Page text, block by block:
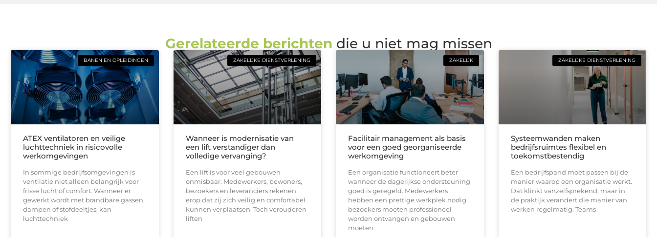
Gerelateerde berichten die u niet mag missen
BANEN EN OPLEIDINGEN
ATEX ventilatoren en veilige
luchttechniek in risicovolle
werkomgevingen
In sommige bedrijfsomgevingen is
ventilatie niet alleen belangrijk voor
frisse lucht of comfort. Wanneer er
gewerkt wordt met brandbare gassen,
dampen of stofdeeltjes, kan
luchttechniek
ZAKELIJKE DIENSTVERLENING
Wanneer is modernisatie van
een lift verstandiger dan
volledige vervanging?
Een lift is voor veel gebouwen
onmisbaar. Medewerkers, bewoners,
bezoekers en leveranciers rekenen
erop dat zij zich veilig en comfortabel
kunnen verplaatsen. Toch verouderen
liften
ZAKELIJK
Facilitair management als basis
voor een goed georganiseerde
werkomgeving
Een organisatie functioneert beter
wanneer de dagelijkse ondersteuning
goed is geregeld. Medewerkers
hebben een prettige werkplek nodig,
bezoekers moeten professioneel
worden ontvangen en gebouwen
moeten
ZAKELIJKE DIENSTVERLENING
Systeemwanden maken
bedrijfsruimtes flexibel en
toekomstbestendig
Een bedrijfspand moet passen bij de
manier waarop een organisatie werkt.
Dat klinkt vanzelfsprekend, maar in
de praktijk verandert die manier van
werken regelmatig. Teams